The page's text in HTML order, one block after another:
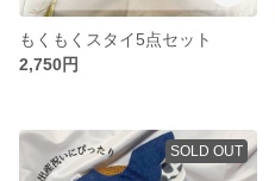
もくもくスタイ5点セット
2,750円
SOLD OUT